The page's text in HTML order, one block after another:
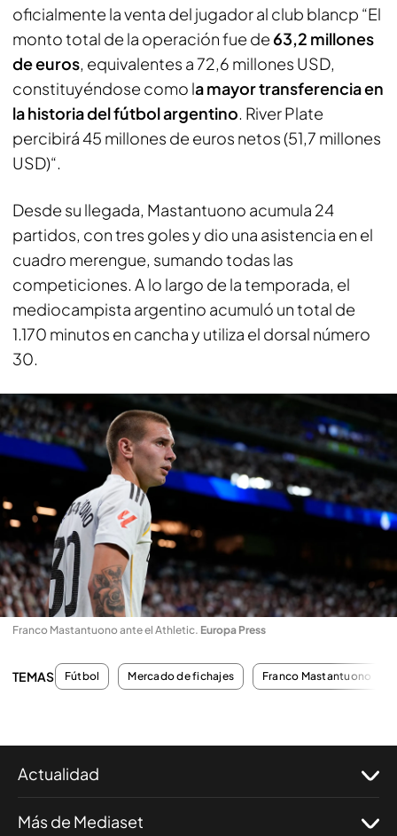
oficialmente la venta del jugador al club blancp “El
monto total de la operación fue de 63,2 millones
de euros, equivalentes a 72,6 millones USD,
constituyéndose como la mayor transferencia en
la historia del fútbol argentino. River Plate
percibirá 45 millones de euros netos (51,7 millones
USD)“.
Desde su llegada, Mastantuono acumula 24
partidos, con tres goles y dio una asistencia en el
cuadro merengue, sumando todas las
competiciones. A lo largo de la temporada, el
mediocampista argentino acumuló un total de
1.170 minutos en cancha y utiliza el dorsal número
30.
Franco Mastantuono ante el Athletic. Europa Press
TEMAS Fútbol Mercado de fichajes Franco Mastantuono
Actualidad
Más de Mediaset